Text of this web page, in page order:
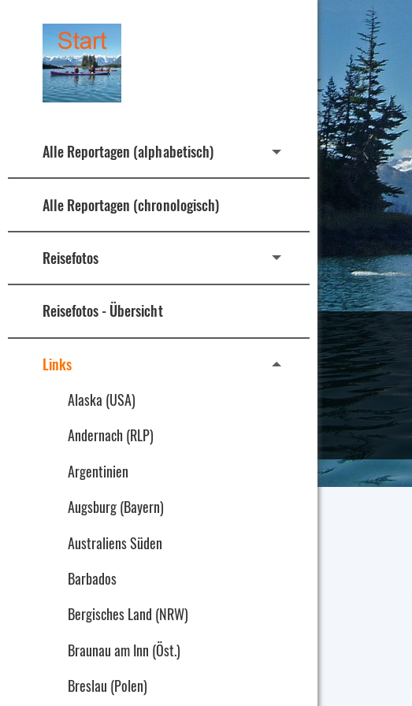
Alle Reportagen (alphabetisch)
Alle Reportagen (chronologisch)
Reisefotos
Reisefotos - Übersicht
Links
Alaska (USA)
Andernach (RLP)
Argentinien
Augsburg (Bayern)
Australiens Süden
Barbados
Bergisches Land (NRW)
Braunau am Inn (Öst.)
Breslau (Polen)